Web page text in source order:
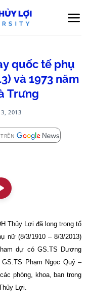
quốc tế phụ
và 1973 năm
Trưng
3, 2013
Thủy Lợi đã long trọng tổ
nữ (8/3/1910 – 8/3/2013)
dự có GS.TS Dương
Phạm Ngọc Quý –
phòng, khoa, ban trong
Lợi.